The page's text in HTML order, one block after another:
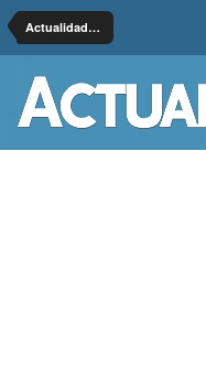
Actualidad Sims